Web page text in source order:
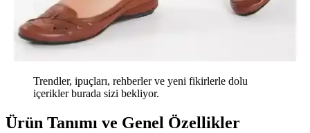
Trendler, ipuçları, rehberler ve yeni fikirlerle dolu
içerikler burada sizi bekliyor.
Ürün Tanımı ve Genel Özellikler